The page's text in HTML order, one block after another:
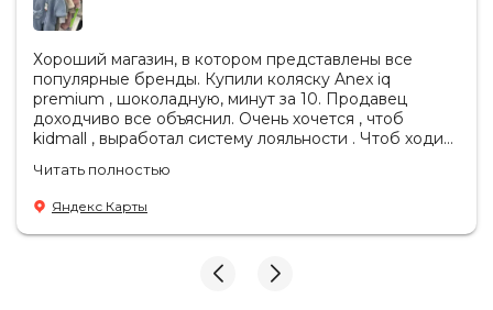
Хороший магазин, в котором представлены все
популярные бренды. Купили коляску Anex iq
premium , шоколадную, минут за 10. Продавец
доходчиво все объяснил. Очень хочется , чтоб
kidmall , выработал систему лояльности . Чтоб ходить
Читать полностью
Яндекс Карты